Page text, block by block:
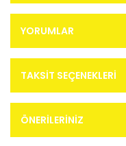
YORUMLAR
TAKSIT SEÇENEKLERI
ÖNERILERINIZ